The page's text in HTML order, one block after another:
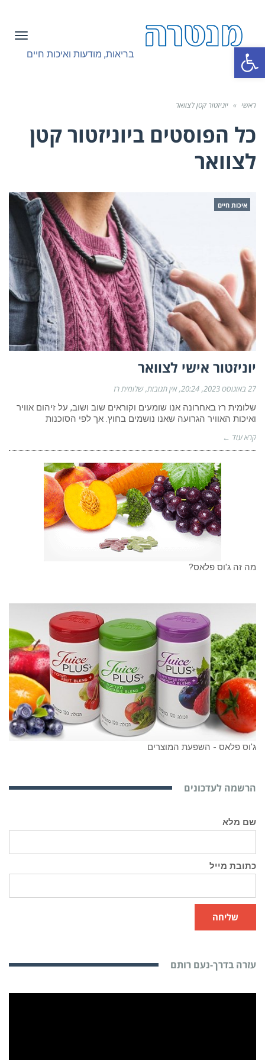
פתח סרגל נגישות בריאות, מודעות ואיכות חיים
ראשי » יוניזטור קטן לצוואר
כל הפוסטים ביוניזטור קטן
לצוואר
איכות חיים
יוניזטור אישי לצוואר
27 באוגוסט 2023 20:24 אין תגובות שלומית רז
שלומית רז באחרונה אנו שומעים וקוראים שוב ושוב, על זיהום אוויר
ואיכות האוויר הגרועה שאנו נושמים בחוץ. אך לפי הסוכנות
קרא עוד ←
מה זה ג'וס פלאס?
ג'וס פלאס - השפעת המוצרים
הרשמה לעדכונים
שם מלא
כתובת מייל
שליחה
עזרה בדרך-נעם רותם